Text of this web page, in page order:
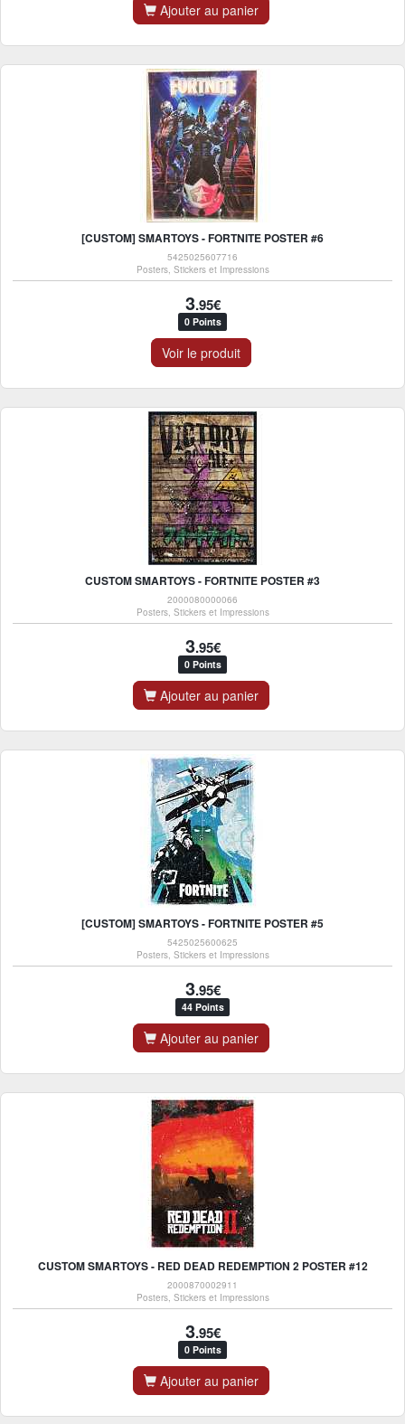
Ajouter au panier
[CUSTOM] SMARTOYS - FORTNITE POSTER #6
5425025607716
Posters, Stickers et Impressions
3.95€
0 Points
Voir le produit
CUSTOM SMARTOYS - FORTNITE POSTER #3
2000080000066
Posters, Stickers et Impressions
3.95€
0 Points
Ajouter au panier
[CUSTOM] SMARTOYS - FORTNITE POSTER #5
5425025600625
Posters, Stickers et Impressions
3.95€
44 Points
Ajouter au panier
CUSTOM SMARTOYS - RED DEAD REDEMPTION 2 POSTER #12
2000870002911
Posters, Stickers et Impressions
3.95€
0 Points
Ajouter au panier